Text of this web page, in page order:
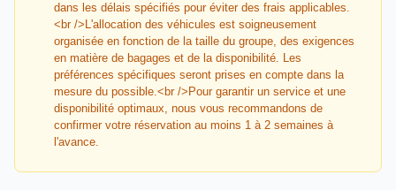
dans les délais spécifiés pour éviter des frais applicables.
<br />L'allocation des véhicules est soigneusement
organisée en fonction de la taille du groupe, des exigences
en matière de bagages et de la disponibilité. Les
préférences spécifiques seront prises en compte dans la
mesure du possible.<br />Pour garantir un service et une
disponibilité optimaux, nous vous recommandons de
confirmer votre réservation au moins 1 à 2 semaines à
l'avance.